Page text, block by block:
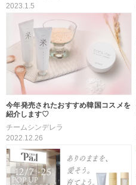
2023.1.5
今年発売されたおすすめ韓国コスメを
紹介します♡
チームシンデレラ
2022.12.26